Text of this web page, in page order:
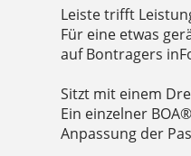
Leiste trifft
Für eine etwas
auf Bontragers
Sitzt mit einem
Ein einzelner
Anpassung der